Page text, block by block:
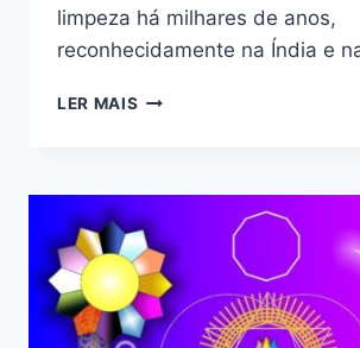
limpeza há milhares de anos,
reconhecidamente na Índia e
LER MAIS O
HINDUS?